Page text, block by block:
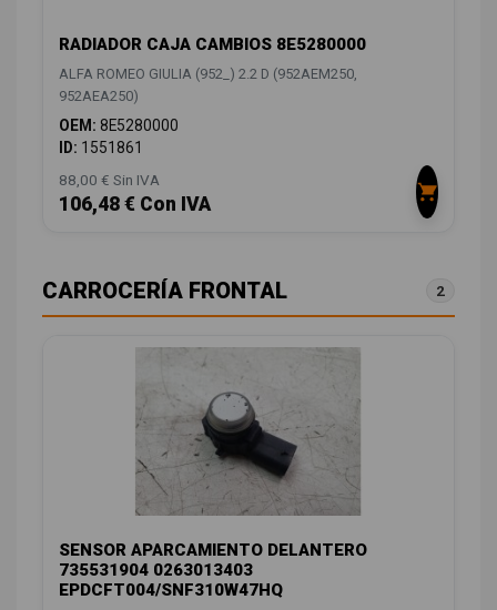
RADIADOR CAJA CAMBIOS 8E5280000
ALFA ROMEO GIULIA (952_) 2.2 D (952AEM250,
952AEA250)
OEM: 8E5280000
ID: 1551861
88,00 € Sin IVA
106,48 € Con IVA
CARROCERÍA FRONTAL 2
SENSOR APARCAMIENTO DELANTERO
735531904 0263013403
EPDCFT004/SNF310W47HQ